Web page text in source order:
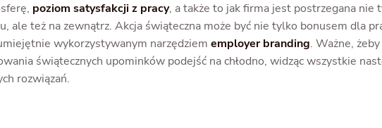
poziom satysfakcji z pracy, a także to jak firma jest postrzegana nie
ale też na zewnątrz. Akcja świąteczna może być nie tylko bonusem dla
wykorzystywanym narzędziem employer branding. Ważne, żeby
świątecznych upominków podejść na chłodno, widząc wszystkie
rozwiązań.